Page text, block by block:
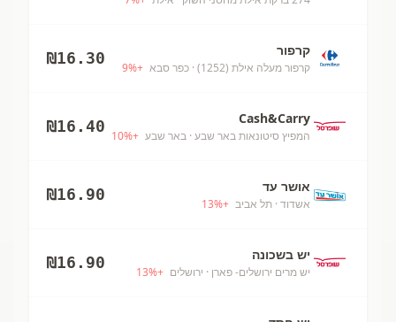
קרפור
קרפור מעלה אילת (1252) · כפר סבא +
9%
₪16.30
Cash&Carry
המפיץ סיטונאות באר שבע · באר שבע +
10%
₪16.40
אושר עד
אשדוד · תל אביב +
13%
₪16.90
יש בשכונה
יש מרים ירושלים- פארן · ירושלים +
13%
₪16.90